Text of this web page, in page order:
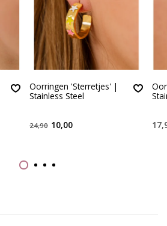
Oorringen 'Sterretjes' |
Stainless Steel
24,90 10,00